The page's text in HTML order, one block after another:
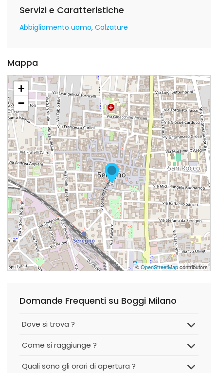
Servizi e Caratteristiche
Abbigliamento uomo Calzature
Mappa
+
−
©OpenStreetMapcontributors
Domande Frequenti su Boggi Milano
Dove si trova ?
Come si raggiunge ?
Quali sono gli orari di apertura ?